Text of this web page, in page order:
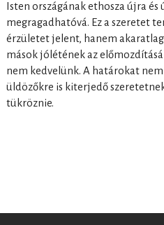
Isten országának ethosza újra
megragadhatóvá. Ez a szeretet
érzületet jelent, hanem
mások jólétének az
nem kedvelünk. A határokat nem
üldözőkre is kiterjedő
tükröznie.